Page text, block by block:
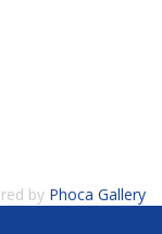
by Phoca Gallery